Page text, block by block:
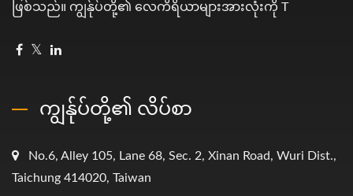
ဖြစ်သည်။ ကျွန်ုပ်တို့၏ လေကိရိယာများအားလုံးကို T
ကျွန်ုပ်တို့၏ လိပ်စာ
No.6, Alley 105, Lane 68, Sec. 2, Xinan Road, Wuri Dist.,
Taichung 414020, Taiwan